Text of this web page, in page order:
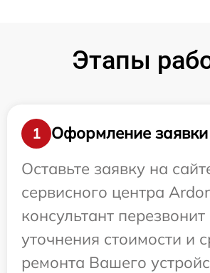
Этапы
1
Оформление заявки
Оставьте заявку на
сервисного центра
консультант
уточнения стоимости и
ремонта Вашего